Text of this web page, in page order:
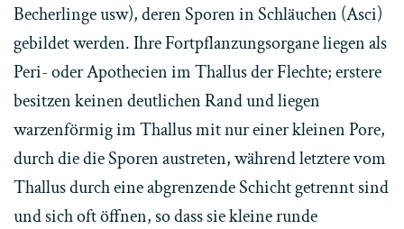
Becherlinge usw), deren Sporen in Schläuchen (Asci)
gebildet werden. Ihre Fortpflanzungsorgane liegen als
Peri- oder Apothecien im Thallus der Flechte; erstere
besitzen keinen deutlichen Rand und liegen
warzenförmig im Thallus mit nur einer kleinen Pore,
durch die die Sporen austreten, während letztere vom
Thallus durch eine abgrenzende Schicht getrennt sind
und sich oft öffnen, so dass sie kleine runde